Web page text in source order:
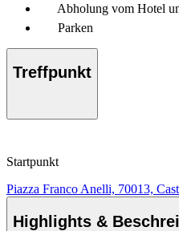
Abholung vom Hotel
Parken
Treffpunkt
Startpunkt
Piazza Franco Anelli, 70013,
Highlights &